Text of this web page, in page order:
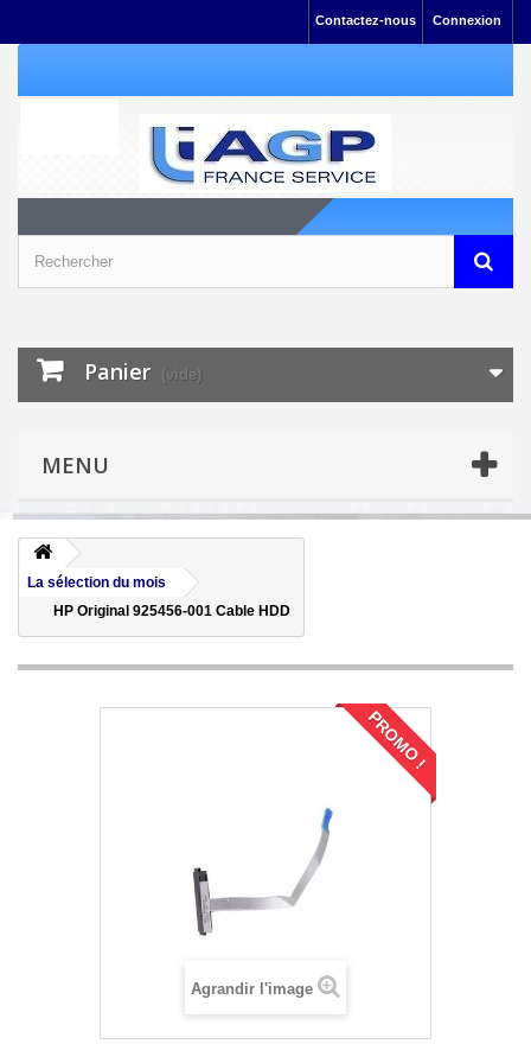
Connexion
Contactez-nous
Panier (vide)
MENU
La sélection du mois
HP Original 925456-001 Cable HDD
PROMO !
Agrandir l'image